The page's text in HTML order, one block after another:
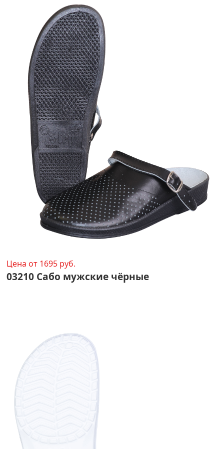
Цена от 1695 руб.
03210 Сабо мужские чёрные